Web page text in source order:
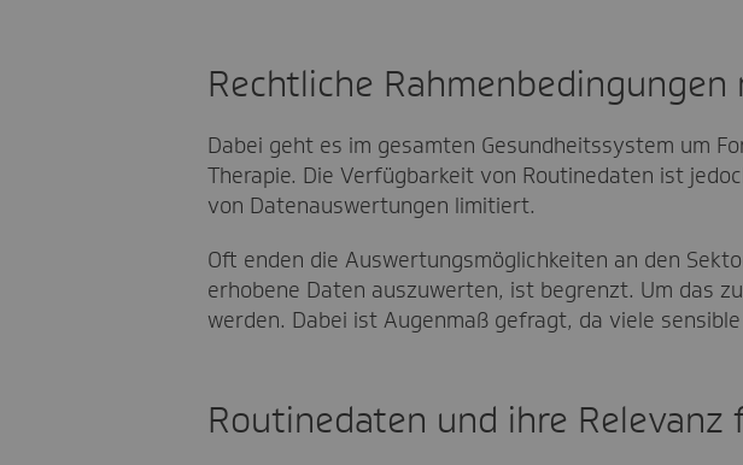
Rechtliche
Dabei geht es im gesamten Gesundheitssystem um
Therapie. Die Verfügbarkeit von Routinedaten ist
von Datenauswertungen limitiert.
Oft enden die Auswertungsmöglichkeiten an den
erhobene Daten auszuwerten, ist begrenzt. Um das
werden. Dabei ist Augenmaß gefragt, da viele
Routinedaten und ihre Relevanz